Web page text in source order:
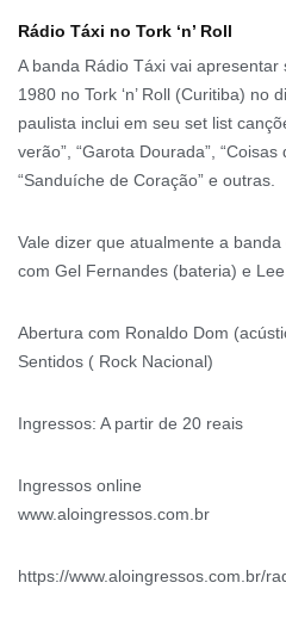
Rádio Táxi no Tork ‘n’ Roll
A banda Rádio Táxi vai
1980 no Tork ‘n’ Roll (Curitiba) no
paulista inclui em seu set list
verão”, “Garota Dourada”, “Coisas
“Sanduíche de Coração” e outras.
Vale dizer que atualmente a
com Gel Fernandes (bateria) e
Abertura com Ronaldo Dom
Sentidos ( Rock Nacional)
Ingressos: A partir de 20 reais
Ingressos online
www.aloingressos.com.br
https://www.aloingressos.com.br/